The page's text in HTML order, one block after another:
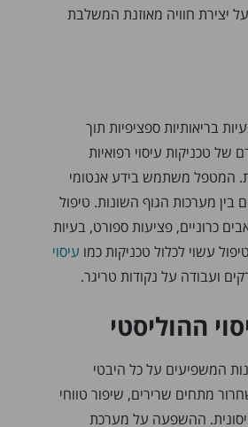
יצירת חוויה מאוזנת המשלבת
בריאותיות ספציפיות תוך
של טכניקות עיסוי רפואיות
המטפל משתמש בידע אנטומי
בין מערכות הגוף השונות. טיפול
כרוניים, פציעות ספורט, בעיות
עשוי לכלול טכניקות כמו עיסוי
ועבודה על נקודות טריגר.
ההוליסטי
המשפיעים על כל היבטי
מתחים שרירים, שיפור טווחי
ההשפעה על מערכת